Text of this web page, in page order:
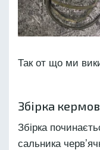
Так от що ми
Збірка
Збірка
сальника